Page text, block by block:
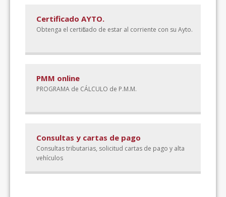
Certificado AYTO.
Obtenga el certificado de estar al corriente con su Ayto.
PMM online
PROGRAMA de CÁLCULO de P.M.M.
Consultas y cartas de pago
Consultas tributarias, solicitud cartas de pago y alta
vehículos